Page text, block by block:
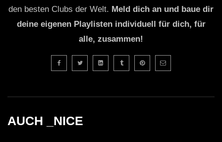
den besten Clubs der Welt. Meld dich an und baue dir
deine eigenen Playlisten individuell für dich, für
alle, zusammen!
AUCH _NICE